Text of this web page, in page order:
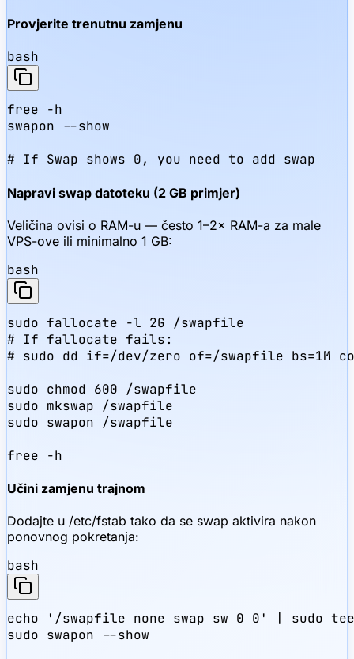
Provjerite trenutnu zamjenu
bash
free -h
swapon --show
# If Swap shows 0, you need to add swap
Napravi swap datoteku (2 GB primjer)
Veličina ovisi o RAM-u — često 1–2× RAM-a za male
VPS-ove ili minimalno 1 GB:
bash
sudo fallocate -l 2G /swapfile
# If fallocate fails:
# sudo dd if=/dev/zero of=/swapfile bs=1M
sudo chmod 600 /swapfile
sudo mkswap /swapfile
sudo swapon /swapfile
free -h
Učini zamjenu trajnom
Dodajte u /etc/fstab tako da se swap aktivira nakon
ponovnog pokretanja:
bash
echo '/swapfile none swap sw 0 0' | sudo
sudo swapon --show